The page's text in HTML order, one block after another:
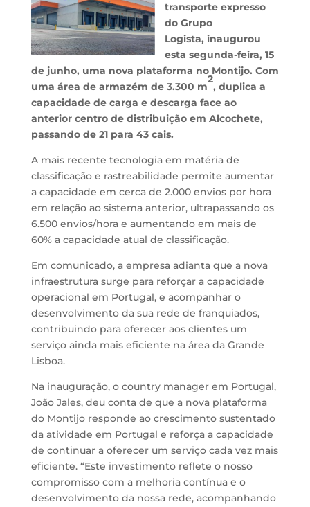
transporte expresso
do Grupo
Logista, inaugurou
esta segunda-feira, 15
de junho, uma nova plataforma no Montijo. Com
uma área de armazém de 3.300 m
2
, duplica a
capacidade de carga e descarga face ao
anterior centro de distribuição em Alcochete,
passando de 21 para 43 cais.
A mais recente tecnologia em matéria de
classificação e rastreabilidade permite aumentar
a capacidade em cerca de 2.000 envios por hora
em relação ao sistema anterior, ultrapassando os
6.500 envios/hora e aumentando em mais de
60% a capacidade atual de classificação.
Em comunicado, a empresa adianta que a nova
infraestrutura surge para reforçar a capacidade
operacional em Portugal, e acompanhar o
desenvolvimento da sua rede de franquiados,
contribuindo para oferecer aos clientes um
serviço ainda mais eficiente na área da Grande
Lisboa.
Na inauguração, o country manager em Portugal,
João Jales, deu conta de que a nova plataforma
do Montijo responde ao crescimento sustentado
da atividade em Portugal e reforça a capacidade
de continuar a oferecer um serviço cada vez mais
eficiente. “Este investimento reflete o nosso
compromisso com a melhoria contínua e o
desenvolvimento da nossa rede, acompanhando